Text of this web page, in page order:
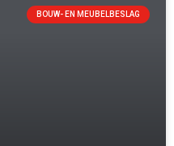
BOUW- EN MEUBELBESLAG